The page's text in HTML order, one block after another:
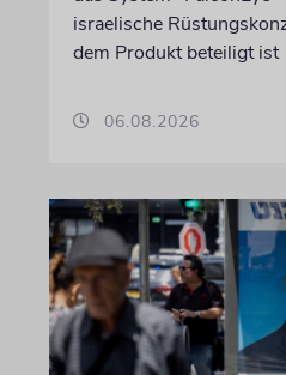
israelische
dem Produkt beteiligt ist
06.08.2026